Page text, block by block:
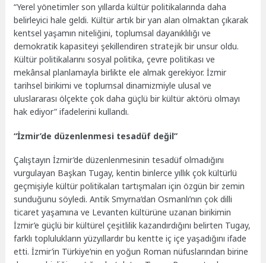
“Yerel yönetimler son yıllarda kültür politikalarında daha
belirleyici hale geldi. Kültür artık bir yan alan olmaktan çıkarak
kentsel yaşamın niteliğini, toplumsal dayanıklılığı ve
demokratik kapasiteyi şekillendiren stratejik bir unsur oldu.
Kültür politikalarını sosyal politika, çevre politikası ve
mekânsal planlamayla birlikte ele almak gerekiyor. İzmir
tarihsel birikimi ve toplumsal dinamizmiyle ulusal ve
uluslararası ölçekte çok daha güçlü bir kültür aktörü olmayı
hak ediyor” ifadelerini kullandı.
“İzmir’de düzenlenmesi tesadüf değil”
Çalıştayın İzmir’de düzenlenmesinin tesadüf olmadığını
vurgulayan Başkan Tugay, kentin binlerce yıllık çok kültürlü
geçmişiyle kültür politikaları tartışmaları için özgün bir zemin
sunduğunu söyledi. Antik Smyrna’dan Osmanlı’nın çok dilli
ticaret yaşamına ve Levanten kültürüne uzanan birikimin
İzmir’e güçlü bir kültürel çeşitlilik kazandırdığını belirten Tugay,
farklı toplulukların yüzyıllardır bu kentte iç içe yaşadığını ifade
etti. İzmir’in Türkiye’nin en yoğun Roman nüfuslarından birine